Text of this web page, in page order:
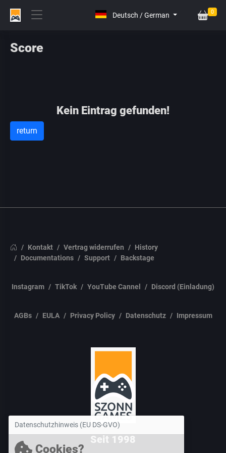
0
Score
Kein Eintrag gefunden!
return
Kontakt Vertrag widerrufen
History
Documentations
Support Backstage
Instagram TikTok YouTube Cannel Discord (Einladung)
AGBs EULA Privacy Policy Datenschutz Impressum
Seit 1998
Datenschutzhinweis (EU DS-GVO)
Cookies?